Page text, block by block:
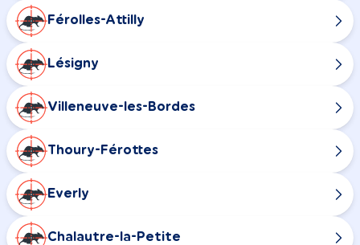
Férolles-Attilly
Lésigny
Villeneuve-les-Bordes
Thoury-Férottes
Everly
Chalautre-la-Petite